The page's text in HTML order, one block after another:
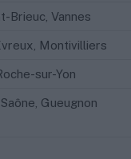
Brieuc, Vannes
Montivilliers
sur-Yon
Gueugnon